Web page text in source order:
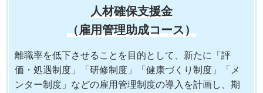
人材確保支援金
（雇用管理助成コース）
離職率を低下させることを目的として、新たに「評
価・処遇制度」「研修制度」「健康づくり制度」「メ
ンター制度」などの雇用管理制度の導入を計画し、期